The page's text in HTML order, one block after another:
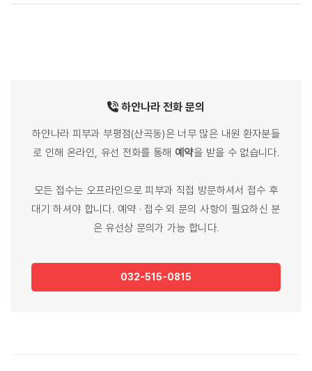
하얀나라 전화 문의
하얀나라 피부과 부평점(산곡동)은 너무 많은 내원 환자분들
로 인해 온라인, 유선 전화를 통해 예약을 받을 수 없습니다.
모든 접수는 오프라인으로 피부과 직접 방문하셔서 접수 후
대기 하셔야 합니다. 예약 · 접수 외 문의 사항이 필요하신 분
은 유선상 문의가 가능 합니다.
032-515-0815